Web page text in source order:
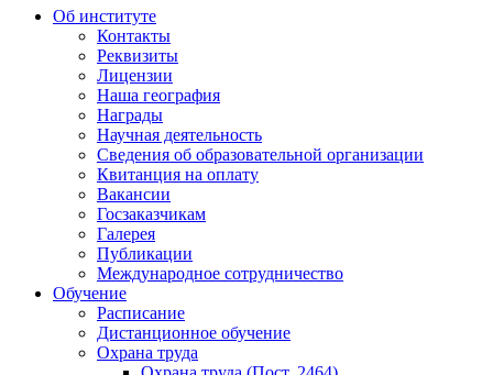
Об институте
Контакты
Реквизиты
Лицензии
Наша география
Награды
Научная деятельность
Сведения об образовательной организации
Квитанция на оплату
Вакансии
Госзаказчикам
Галерея
Публикации
Международное сотрудничество
Обучение
Расписание
Дистанционное обучение
Охрана труда